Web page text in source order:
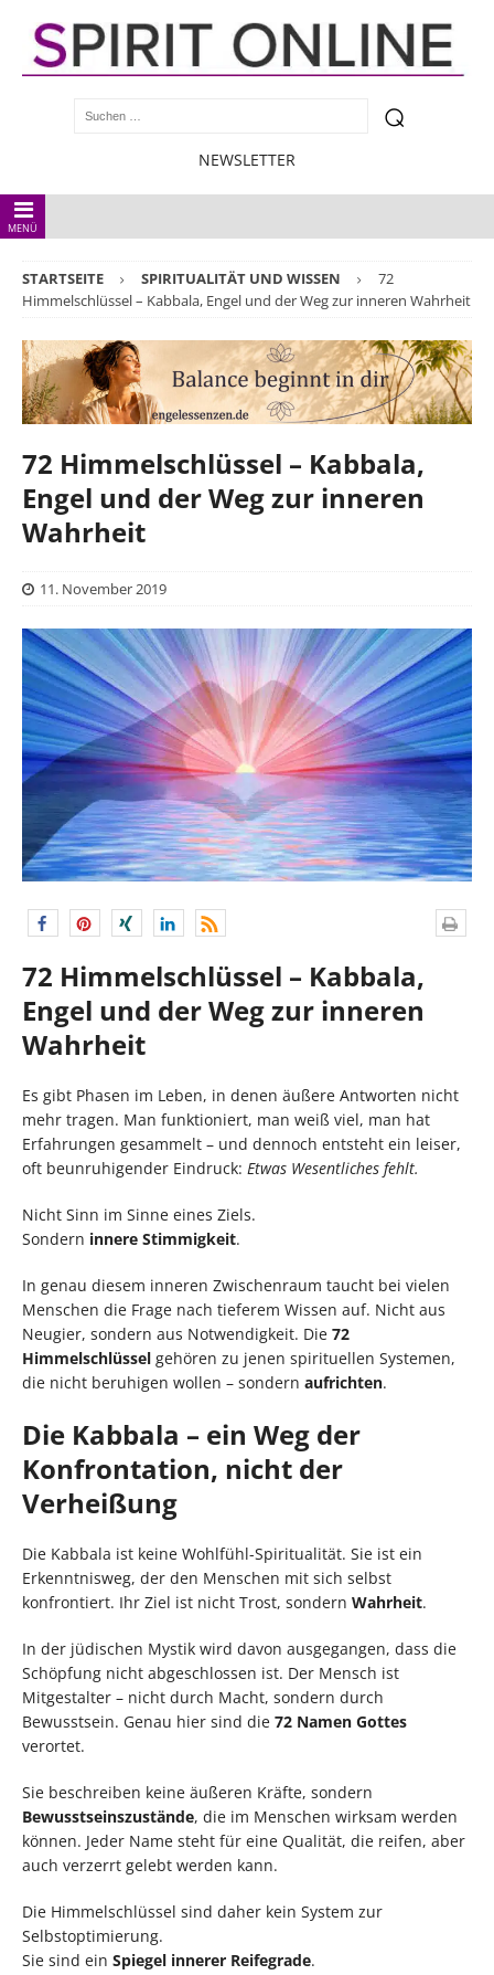
NEWSLETTER
MENÜ
STARTSEITE SPIRITUALITÄT UND WISSEN
72
Himmelschlüssel – Kabbala, Engel und der Weg zur inneren Wahrheit
72 Himmelschlüssel – Kabbala,
Engel und der Weg zur inneren
Wahrheit
11. November 2019
72 Himmelschlüssel – Kabbala,
Engel und der Weg zur inneren
Wahrheit
Es gibt Phasen im Leben, in denen äußere Antworten nicht
mehr tragen. Man funktioniert, man weiß viel, man hat
Erfahrungen gesammelt – und dennoch entsteht ein leiser,
oft beunruhigender Eindruck: Etwas Wesentliches fehlt.
Nicht Sinn im Sinne eines Ziels.
Sondern innere Stimmigkeit.
In genau diesem inneren Zwischenraum taucht bei vielen
Menschen die Frage nach tieferem Wissen auf. Nicht aus
Neugier, sondern aus Notwendigkeit. Die 72
Himmelschlüssel gehören zu jenen spirituellen Systemen,
die nicht beruhigen wollen – sondern aufrichten.
Die Kabbala – ein Weg der
Konfrontation, nicht der
Verheißung
Die Kabbala ist keine Wohlfühl-Spiritualität. Sie ist ein
Erkenntnisweg, der den Menschen mit sich selbst
konfrontiert. Ihr Ziel ist nicht Trost, sondern Wahrheit.
In der jüdischen Mystik wird davon ausgegangen, dass die
Schöpfung nicht abgeschlossen ist. Der Mensch ist
Mitgestalter – nicht durch Macht, sondern durch
Bewusstsein. Genau hier sind die 72 Namen Gottes
verortet.
Sie beschreiben keine äußeren Kräfte, sondern
Bewusstseinszustände, die im Menschen wirksam werden
können. Jeder Name steht für eine Qualität, die reifen, aber
auch verzerrt gelebt werden kann.
Die Himmelschlüssel sind daher kein System zur
Selbstoptimierung.
Sie sind ein Spiegel innerer Reifegrade.